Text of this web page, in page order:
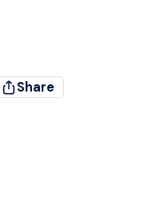
Share